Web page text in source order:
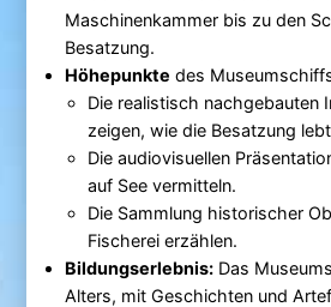
Maschinenkammer bis zu den
Besatzung.
Höhepunkte des
Die realistisch nachgebauten
zeigen, wie die Besatzung
Die audiovisuellen
auf See vermitteln.
Die Sammlung historischer
Fischerei erzählen.
Bildungserlebnis:Das
Alters, mit Geschichten und